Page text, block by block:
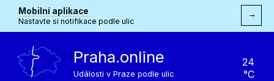
Mobilní aplikace
Nastavte si notifikace podle ulic
→
Praha.online
Události v Praze podle ulic
24
°C